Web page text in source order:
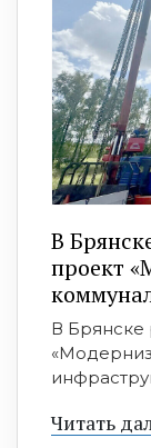
В
проект
В Брянске
Читать